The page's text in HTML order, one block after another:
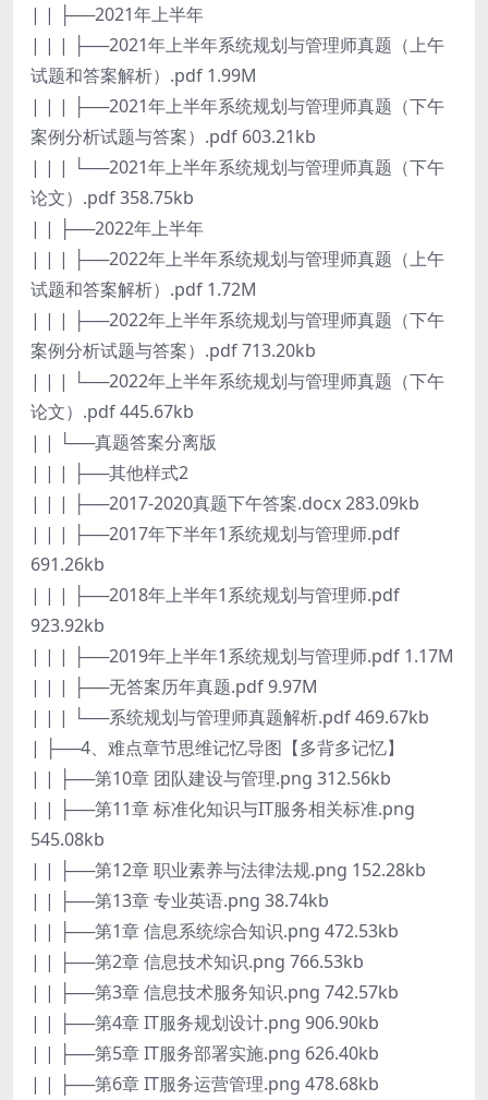
| | ├──2021年上半年
| | | ├──2021年上半年系统规划与管理师真题（上午
试题和答案解析）.pdf 1.99M
| | | ├──2021年上半年系统规划与管理师真题（下午
案例分析试题与答案）.pdf 603.21kb
| | | └──2021年上半年系统规划与管理师真题（下午
论文）.pdf 358.75kb
| | ├──2022年上半年
| | | ├──2022年上半年系统规划与管理师真题（上午
试题和答案解析）.pdf 1.72M
| | | ├──2022年上半年系统规划与管理师真题（下午
案例分析试题与答案）.pdf 713.20kb
| | | └──2022年上半年系统规划与管理师真题（下午
论文）.pdf 445.67kb
| | └──真题答案分离版
| | | ├──其他样式2
| | | ├──2017-2020真题下午答案.docx 283.09kb
| | | ├──2017年下半年1系统规划与管理师.pdf
691.26kb
| | | ├──2018年上半年1系统规划与管理师.pdf
923.92kb
| | | ├──2019年上半年1系统规划与管理师.pdf 1.17M
| | | ├──无答案历年真题.pdf 9.97M
| | | └──系统规划与管理师真题解析.pdf 469.67kb
| ├──4、难点章节思维记忆导图【多背多记忆】
| | ├──第10章 团队建设与管理.png 312.56kb
| | ├──第11章 标准化知识与IT服务相关标准.png
545.08kb
| | ├──第12章 职业素养与法律法规.png 152.28kb
| | ├──第13章 专业英语.png 38.74kb
| | ├──第1章 信息系统综合知识.png 472.53kb
| | ├──第2章 信息技术知识.png 766.53kb
| | ├──第3章 信息技术服务知识.png 742.57kb
| | ├──第4章 IT服务规划设计.png 906.90kb
| | ├──第5章 IT服务部署实施.png 626.40kb
| | ├──第6章 IT服务运营管理.png 478.68kb